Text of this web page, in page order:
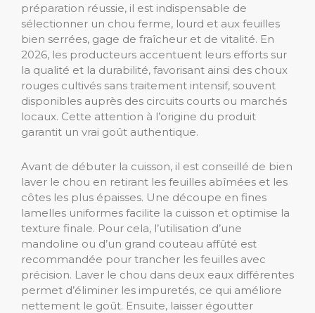
préparation réussie, il est indispensable de
sélectionner un chou ferme, lourd et aux feuilles
bien serrées, gage de fraîcheur et de vitalité. En
2026, les producteurs accentuent leurs efforts sur
la qualité et la durabilité, favorisant ainsi des choux
rouges cultivés sans traitement intensif, souvent
disponibles auprès des circuits courts ou marchés
locaux. Cette attention à l’origine du produit
garantit un vrai goût authentique.
Avant de débuter la cuisson, il est conseillé de bien
laver le chou en retirant les feuilles abîmées et les
côtes les plus épaisses. Une découpe en fines
lamelles uniformes facilite la cuisson et optimise la
texture finale. Pour cela, l’utilisation d’une
mandoline ou d’un grand couteau affûté est
recommandée pour trancher les feuilles avec
précision. Laver le chou dans deux eaux différentes
permet d’éliminer les impuretés, ce qui améliore
nettement le goût. Ensuite, laisser égoutter